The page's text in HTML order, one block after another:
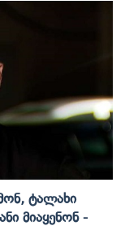
Ტალახი
Მიაყენონ -